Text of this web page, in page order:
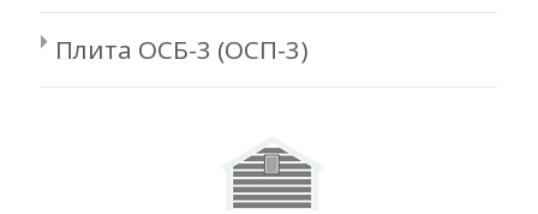
Плита ОСБ-3 (ОСП-3)